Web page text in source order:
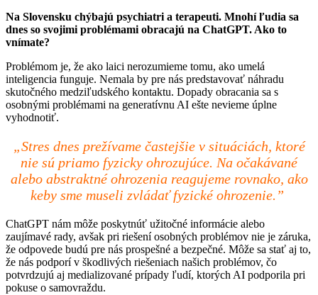
Na Slovensku chýbajú psychiatri a terapeuti. Mnohí ľudia sa
dnes so svojimi problémami obracajú na ChatGPT. Ako to
vnímate?
Problémom je, že ako laici nerozumieme tomu, ako umelá
inteligencia funguje. Nemala by pre nás predstavovať náhradu
skutočného medziľudského kontaktu. Dopady obracania sa s
osobnými problémami na generatívnu AI ešte nevieme úplne
vyhodnotiť.
„Stres dnes prežívame častejšie v situáciách, ktoré
nie sú priamo fyzicky ohrozujúce. Na očakávané
alebo abstraktné ohrozenia reagujeme rovnako, ako
keby sme museli zvládať fyzické ohrozenie.”
ChatGPT nám môže poskytnúť užitočné informácie alebo
zaujímavé rady, avšak pri riešení osobných problémov nie je záruka,
že odpovede budú pre nás prospešné a bezpečné. Môže sa stať aj to,
že nás podporí v škodlivých riešeniach našich problémov, čo
potvrdzujú aj medializované prípady ľudí, ktorých AI podporila pri
pokuse o samovraždu.